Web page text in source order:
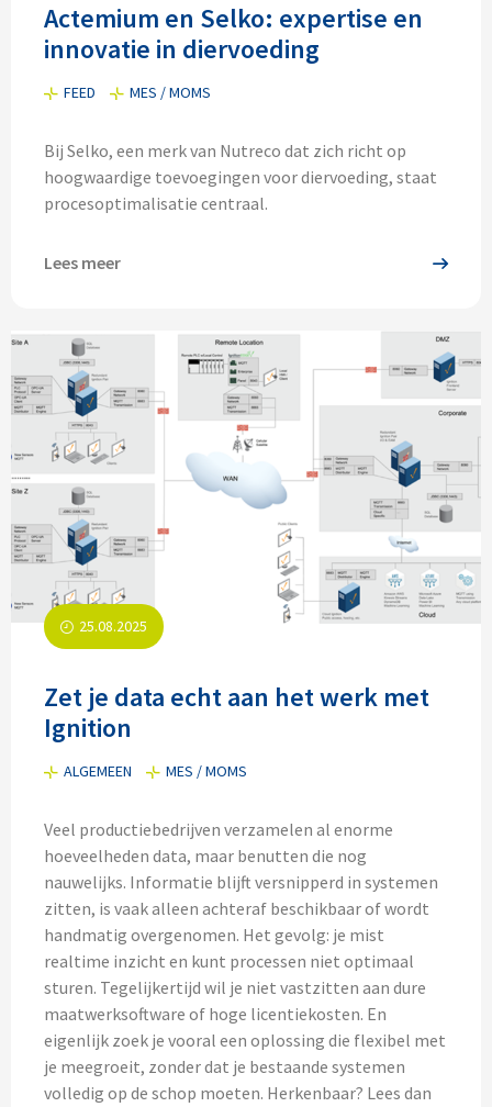
Actemium en Selko: expertise en
innovatie in diervoeding
FEED MES / MOMS
Bij Selko, een merk van Nutreco dat zich richt op
hoogwaardige toevoegingen voor diervoeding, staat
procesoptimalisatie centraal.
Lees meer
25.08.2025
Zet je data echt aan het werk met
Ignition
ALGEMEEN MES / MOMS
Veel productiebedrijven verzamelen al enorme
hoeveelheden data, maar benutten die nog
nauwelijks. Informatie blijft versnipperd in systemen
zitten, is vaak alleen achteraf beschikbaar of wordt
handmatig overgenomen. Het gevolg: je mist
realtime inzicht en kunt processen niet optimaal
sturen. Tegelijkertijd wil je niet vastzitten aan dure
maatwerksoftware of hoge licentiekosten. En
eigenlijk zoek je vooral een oplossing die flexibel met
je meegroeit, zonder dat je bestaande systemen
volledig op de schop moeten. Herkenbaar? Lees dan